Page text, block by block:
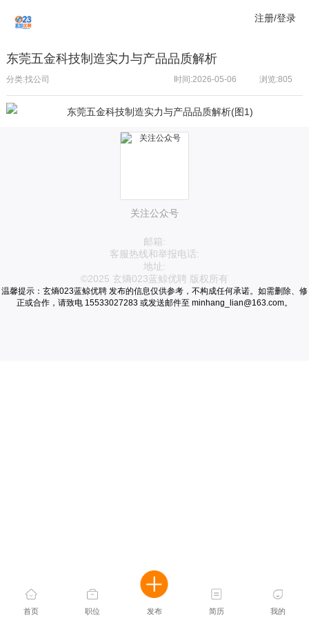
注册/登录
东莞五金科技制造实力与产品品质解析
分类:找公司 浏览:805
时间:2026-05-06
关注公众号
邮箱:
客服热线和举报电话:
地址:
©2025 玄熵023蓝鲸优聘 版权所有
温馨提示：玄熵023蓝鲸优聘 发布的信息仅供参考，不构成任何承诺。如需删除、修
正或合作，请致电 15533027283 或发送邮件至 minhang_lian@163.com。
首页 职位 发布 简历 我的